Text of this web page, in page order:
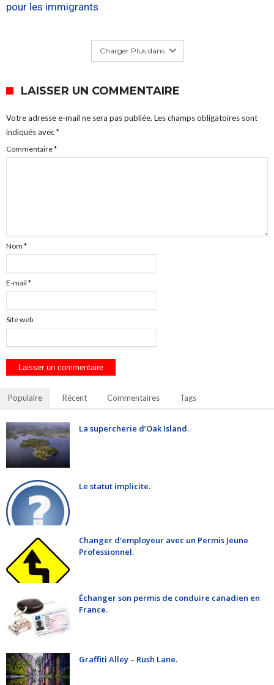
pour les immigrants
Charger Plus dans
LAISSER UN COMMENTAIRE
Votre adresse e-mail ne sera pas publiée. Les champs obligatoires sont
indiqués avec*
Commentaire*
Nom *
E-mail *
Site web
Populaire Récent Commentaires Tags
La supercherie d’Oak Island.
Le statut implicite.
Changer d’employeur avec un Permis Jeune
Professionnel.
Échanger son permis de conduire canadien en
France.
Graffiti Alley – Rush Lane.